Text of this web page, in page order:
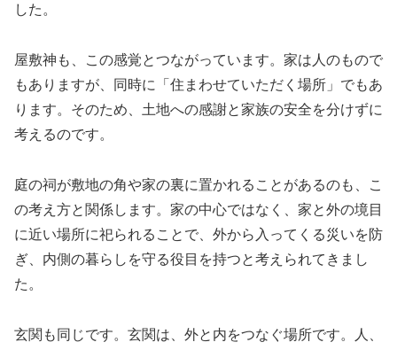
した。
屋敷神も、この感覚とつながっています。家は人のもので
もありますが、同時に「住まわせていただく場所」でもあ
ります。そのため、土地への感謝と家族の安全を分けずに
考えるのです。
庭の祠が敷地の角や家の裏に置かれることがあるのも、こ
の考え方と関係します。家の中心ではなく、家と外の境目
に近い場所に祀られることで、外から入ってくる災いを防
ぎ、内側の暮らしを守る役目を持つと考えられてきまし
た。
玄関も同じです。玄関は、外と内をつなぐ場所です。人、